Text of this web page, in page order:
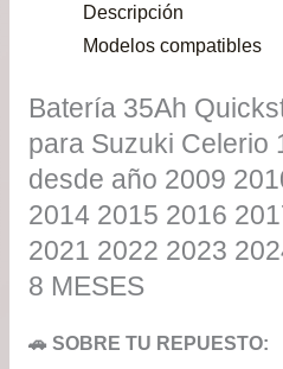
Descripción
Modelos compatibles
Batería 35Ah
para Suzuki Celerio
desde año 2009
2014 2015 2016
2021 2022 2023
8 MESES
🚗 SOBRE TU REPUESTO: